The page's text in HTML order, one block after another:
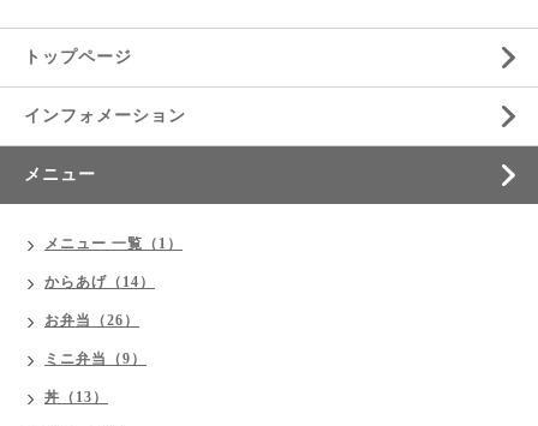
トップページ
インフォメーション
メニュー
メニュー 一覧（1）
からあげ（14）
お弁当（26）
ミニ弁当（9）
丼（13）